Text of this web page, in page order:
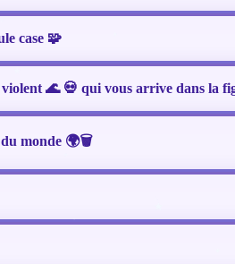
case 🧩
🌊 💀 qui vous arrive dans la
du monde 🌍🗑️